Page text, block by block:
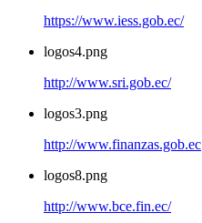
https://www.iess.gob.ec/
logos4.png
http://www.sri.gob.ec/
logos3.png
http://www.finanzas.gob.ec
logos8.png
http://www.bce.fin.ec/